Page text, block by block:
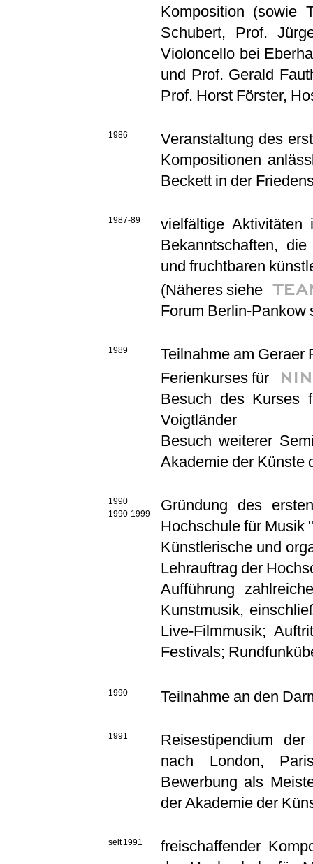
Komposition (sowie
Schubert, Prof.
Violoncello bei
und Prof. Gerald
Prof. Horst Förster,
1986
Veranstaltung des
Kompositionen
Beckett in der
1987-89
vielfältige
Bekanntschaften,
und fruchtbaren
(Näheres siehe
Forum Berlin-Pankow
1989
Teilnahme am Geraer
Ferienkurses für
Besuch des Kurses
Voigtländer
Besuch weiterer
Akademie der Künste
1990
1990-1999
Gründung des
Hochschule für Musik
Künstlerische und
Lehrauftrag der
Aufführung
Kunstmusik,
Live-Filmmusik;
Festivals;
1990 Teilnahme an den
1991
Reisestipendium
nach London,
Bewerbung als
der Akademie der
seit 1991
freischaffender